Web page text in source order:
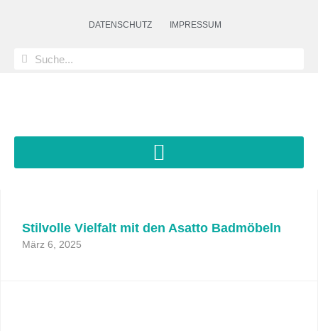
DATENSCHUTZ IMPRESSUM
Stilvolle Vielfalt mit den Asatto Badmöbeln
März 6, 2025